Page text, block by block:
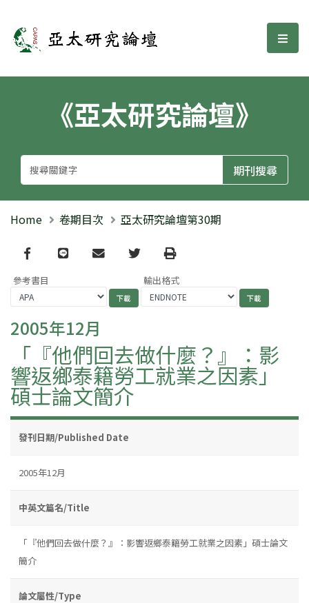
亞太研究論壇 選
《亞太研究論壇》
Home 卷期目次 亞太研究論壇第30期
Facebook
line email TwitterPrint
參考書目 輸出格式
2005年12月
「『他們回去做什麼？』：影
響返鄉泰籍勞工就業之因素」
碩士論文簡介
發刊日期/Published Date
2005年12月
中英文篇名/Title
「『他們回去做什麼？』：影響返鄉泰籍勞工就業之因素」碩士論文
簡介
論文屬性/Type